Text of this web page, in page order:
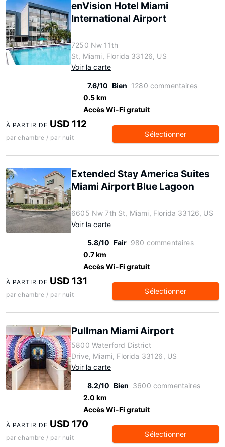
enVision Hotel Miami
International Airport
7250 Nw 11th
St, Miami, Florida 33126, US
Voir la carte
7.6/10 Bien 1280 commentaires
0.5 km
Accès Wi-Fi gratuit
À PARTIR DE USD 112
par chambre / par nuit Sélectionner
Extended Stay America Suites
Miami Airport Blue Lagoon
6605 Nw 7th St, Miami, Florida 33126, US
Voir la carte
5.8/10 Fair 980 commentaires
0.7 km
Accès Wi-Fi gratuit
À PARTIR DE USD 131
par chambre / par nuit Sélectionner
Pullman Miami Airport
5800 Waterford District
Drive, Miami, Florida 33126, US
Voir la carte
8.2/10 Bien 3600 commentaires
2.0 km
Accès Wi-Fi gratuit
À PARTIR DE USD 170
par chambre / par nuit Sélectionner